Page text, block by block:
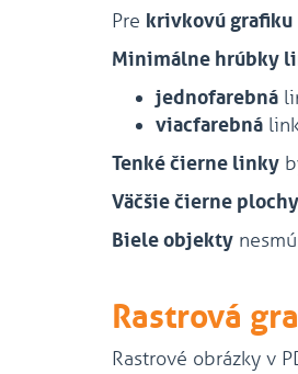
Pre krivkovú grafiku
Minimálne hrúbky
jednofarebná
viacfarebná
Tenké čierne linky
Väčšie čierne plochy
Biele objekty
Rastrová
Rastrové obrázky v